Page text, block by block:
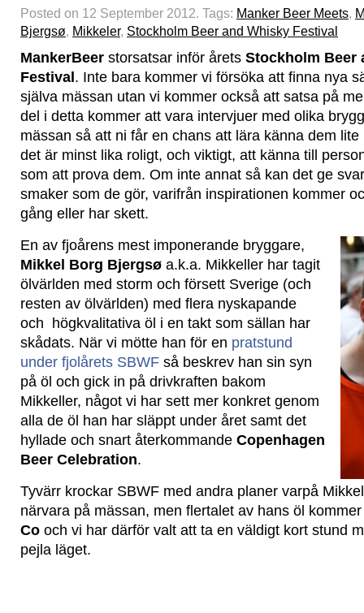
Posted on 12 September 2012. Tags: Manker Beer Meets,
Bjergsø, Mikkeler, Stockholm Beer and Whisky Festival
MankerBeer storsatsar inför årets Stockholm Beer
Festival . Inte bara kommer vi försöka att finna nya
själva mässan utan vi kommer också att satsa på
del i detta kommer att vara intervjuer med olika
mässan så att ni får en chans att lära känna dem
det är minst lika roligt, och viktigt, att känna till
som att prova dem. Om inte annat så kan det ge
smaker som de gör, varifrån inspirationen kommer
gång eller har skett.
En av fjoårens mest imponerande bryggare,
Mikkel Borg Bjergsø a.k.a. Mikkeller har tagit
ölvärlden med storm och försett Sverige (och
resten av ölvärlden) med flera nyskapande
och högkvalitativa öl i en takt som sällan har
skådats. När vi mötte han för en pratstund
under fjolårets SBWF så beskrev han sin syn
på öl och gick in på drivkraften bakom
Mikkeller, något vi har sett mer konkret genom
alla de öl han har släppt under året samt det
hyllade och snart återkommande Copenhagen
Beer Celebration.
Tyvärr krockar SBWF med andra planer varpå
närvara på mässan, men flertalet av hans öl
Co och vi har därför valt att ta en väldigt kort stund
pejla läget.